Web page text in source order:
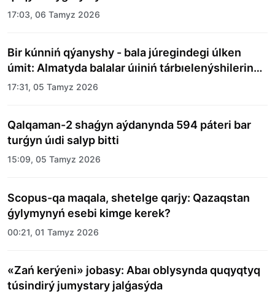
17:03, 06 Tamyz 2026
Bir kúnniń qýanyshy - bala júregindegi úlken
úmit: Almatyda balalar úıiniń tárbıelenýshilerine
merekelik kún uıymdastyryldy
17:31, 05 Tamyz 2026
Qalqaman-2 shaǵyn aýdanynda 594 páteri bar
turǵyn úıdi salyp bitti
15:09, 05 Tamyz 2026
Scopus-qa maqala, shetelge qarjy: Qazaqstan
ǵylymynyń esebi kimge kerek?
00:21, 01 Tamyz 2026
«Zań kerýeni» jobasy: Abaı oblysynda quqyqtyq
túsindirý jumystary jalǵasýda